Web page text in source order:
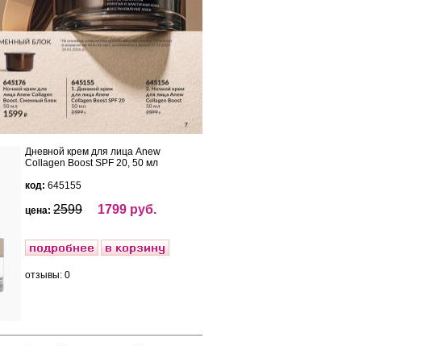
Дневной крем для лица Anew
Collagen Boost SPF 20, 50 мл
код: 645155
цена: 2599 1799 руб.
отзывы: 0